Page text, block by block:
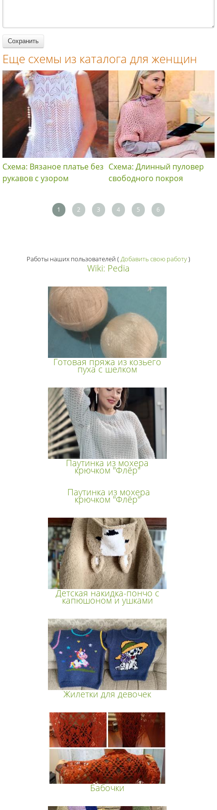
женщин
Еще схемы из каталога для женщин
Схема: Вязаное платье без
рукавов с узором
Схема: Длинный пуловер
свободного покроя
1 2 3 4 5 6
Работы наших пользователей ( Добавить свою работу)
Wiki: Pedia
Готовая пряжа из козьего
пуха с шелком
Паутинка из мохера
крючком "Флёр"
Паутинка из мохера
крючком "Флёр"
Детская накидка-пончо с
капюшоном и ушками
Жилетки для девочек
Бабочки